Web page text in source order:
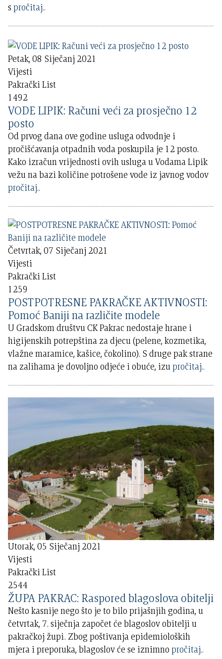
spročitaj..
Petak, 08 Siječanj 2021
Vijesti
Pakrački List
1492
VODE LIPIK: Računi veći za prosječno 12
posto
Od prvog dana ove godine usluga odvodnje i
pročišćavanja otpadnih voda poskupila je 12 posto.
Kako izračun vrijednosti ovih usluga u Vodama Lipik
vežu na bazi količine potrošene vode iz javnog vodov
pročitaj..
Četvrtak, 07 Siječanj 2021
Vijesti
Pakrački List
1259
POSTPOTRESNE PAKRAČKE AKTIVNOSTI:
Pomoć Baniji na različite modele
U Gradskom društvu CK Pakrac nedostaje hrane i
higijenskih potrepština za djecu (pelene, kozmetika,
vlažne maramice, kašice, čokolino). S druge pak strane
na zalihama je dovoljno odjeće i obuće, izupročitaj..
Utorak, 05 Siječanj 2021
Vijesti
Pakrački List
2544
ŽUPA PAKRAC: Raspored blagoslova obitelji
Nešto kasnije nego što je to bilo prijašnjih godina, u
četvrtak, 7. siječnja započet će blagoslov obitelji u
pakračkoj župi. Zbog poštivanja epidemioloških
mjera i preporuka, blagoslov će se iznimnopročitaj..